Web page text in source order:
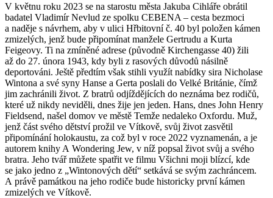
V květnu roku 2023 se na starostu města Jakuba Cihláře obrátil
badatel Vladimír Nevlud ze spolku CEBENA – cesta bezmoci
a naděje s návrhem, aby v ulici Hřbitovní č. 40 byl položen kámen
zmizelých, jenž bude připomínat manžele Gertrudu a Kurta
Feigeovy. Ti na zmíněné adrese (původně Kirchengasse 40) žili
až do 27. února 1943, kdy byli z rasových důvodů násilně
deportováni. Ještě předtím však stihli využít nabídky sira Nicholase
Wintona a své syny Hanse a Gerta poslali do Velké Británie, čímž
jim zachránili život. Z bratrů odjíždějících do neznáma bez rodičů,
které už nikdy neviděli, dnes žije jen jeden. Hans, dnes John Henry
Fieldsend, našel domov ve městě Temže nedaleko Oxfordu. Muž,
jenž část svého dětství prožil ve Vítkově, svůj život zasvětil
připomínání holokaustu, za což byl v roce 2022 vyznamenán, a je
autorem knihy A Wondering Jew, v níž popsal život svůj a svého
bratra. Jeho tvář můžete spatřit ve filmu Všichni moji blízcí, kde
se jako jedno z „Wintonových dětí“ setkává se svým zachráncem.
A právě památkou na jeho rodiče bude historicky první kámen
zmizelých ve Vítkově.